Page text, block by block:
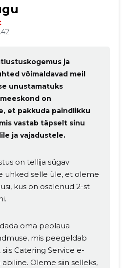
ja
võimaldavad meil
unustamatuks
on
et pakkuda paindlikku
vastab täpselt sinu
ja vajadustele.
on tellija sügav
uhked selle üle, et oleme
kus on osalenud 2-st
oma peolaua
mis peegeldab
Catering Service e-
Oleme siin selleks,